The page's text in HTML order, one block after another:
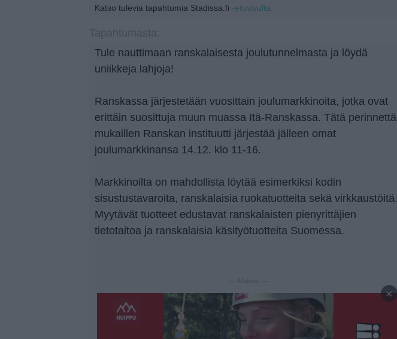
Katso tulevia tapahtumia Stadissa.fi -etusivulta.
Tule nauttimaan ranskalaisesta joulutunnelmasta ja löydä
uniikkeja lahjoja!
Ranskassa järjestetään vuosittain joulumarkkinoita, jotka ovat
erittäin suosittuja muun muassa Itä-Ranskassa. Tätä perinnettä
mukaillen Ranskan instituutti järjestää jälleen omat
joulumarkkinansa 14.12. klo 11-16.
Markkinoilta on mahdollista löytää esimerkiksi kodin
sisustustavaroita, ranskalaisia ruokatuotteita sekä virkkaustöitä.
Myytävät tuotteet edustavat ranskalaisten pienyrittäjien
tietotaitoa ja ranskalaisia käsityötuotteita Suomessa.
×